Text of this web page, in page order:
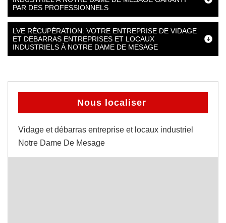
PAR DES PROFESSIONNELS
LVE RÉCUPÉRATION: VOTRE ENTREPRISE DE VIDAGE
ET DEBARRAS ENTREPRISES ET LOCAUX
INDUSTRIELS À NOTRE DAME DE MESAGE
Nous localiser
Vidage et débarras entreprise et locaux industriel
Notre Dame De Mesage